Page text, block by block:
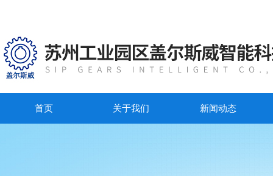
首页 关于我们 新闻动态